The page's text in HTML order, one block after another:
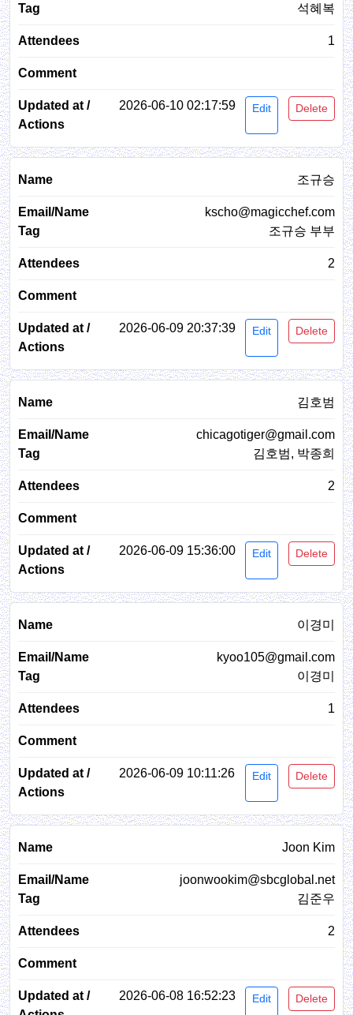
석혜복
1
2026-06-10 02:17:59 Edit Delete
조규승
kscho@magicchef.com
조규승 부부
2
2026-06-09 20:37:39 Edit Delete
김호범
chicagotiger@gmail.com
김호범, 박종희
2
2026-06-09 15:36:00 Edit Delete
이경미
kyoo105@gmail.com
이경미
1
2026-06-09 10:11:26 Edit Delete
Joon Kim
joonwookim@sbcglobal.net
김준우
2
2026-06-08 16:52:23 Edit Delete